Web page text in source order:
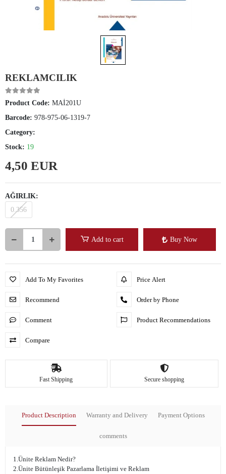
REKLAMCILIK
Product Code: MAİ201U
Barcode: 978-975-06-1319-7
Category:
Stock: 19
4,50 EUR
AĞIRLIK:
0.356
Add to cart Buy Now
Add To My Favorites
Recommend
Comment
Compare
Price Alert
Order by Phone
Product Recommendations
Fast Shipping Secure shopping
Product Description Warranty and Delivery Payment Options
comments
1.Ünite Reklam Nedir?
2.Ünite Bütünleşik Pazarlama İletişimi ve Reklam